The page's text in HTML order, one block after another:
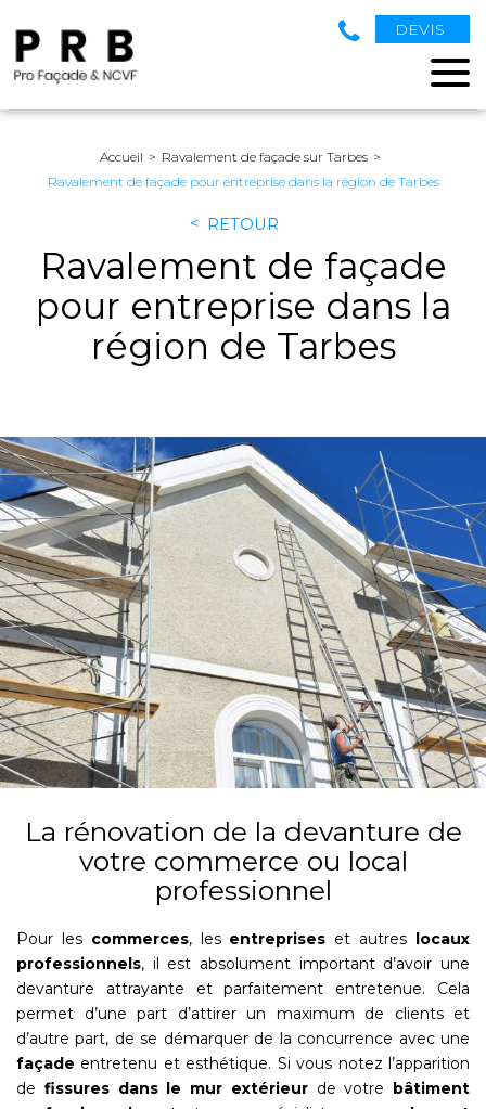
DEVIS
Accueil
Ravalement de façade sur Tarbes
Ravalement de façade pour entreprise dans la région de Tarbes
RETOUR
Ravalement de façade
pour entreprise dans la
région de Tarbes
La rénovation de la devanture de
votre commerce ou local
professionnel
Pour les commerces, les entreprises et autres locaux
professionnels, il est absolument important d’avoir une
devanture attrayante et parfaitement entretenue. Cela
permet d’une part d’attirer un maximum de clients et
d’autre part, de se démarquer de la concurrence avec une
façade entretenu et esthétique. Si vous notez l’apparition
de fissures dans le mur extérieurde votre bâtiment